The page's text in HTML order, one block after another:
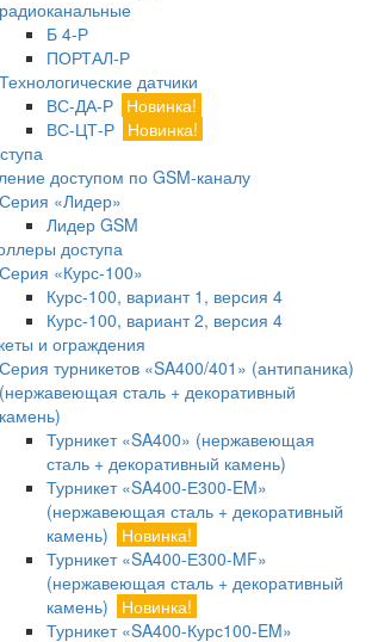
радиоканальные
Б 4-Р
ПОРТАЛ-Р
Технологические датчики
ВС-ДА-Р Новинка!
ВС-ЦТ-Р Новинка!
доступом по GSM-каналу
Серия «Лидер»
Лидер GSM
доступа
Серия «Курс-100»
Курс-100, вариант 1, версия 4
Курс-100, вариант 2, версия 4
и ограждения
Серия турникетов «SA400/401» (антипаника)
(нержавеющая сталь + декоративный
камень)
Турникет «SA400» (нержавеющая
сталь + декоративный камень)
Турникет «SA400-Е300-EM»
(нержавеющая сталь + декоративный
камень)
Новинка!
Турникет «SA400-Е300-MF»
(нержавеющая сталь + декоративный
камень)
Новинка!
Турникет «SA400-Курс100-EM»